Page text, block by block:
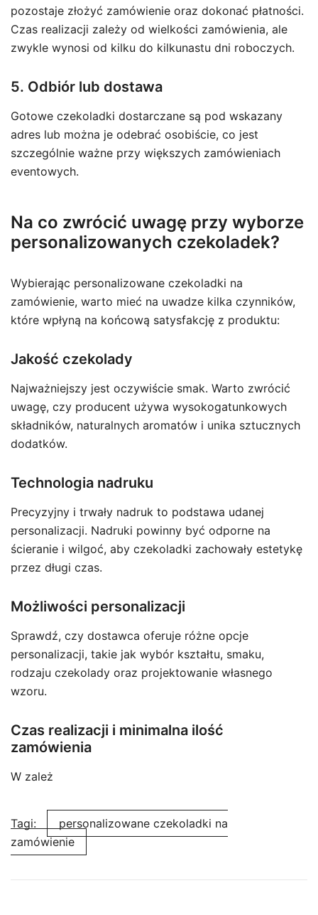
pozostaje złożyć zamówienie oraz dokonać płatności.
Czas realizacji zależy od wielkości zamówienia, ale
zwykle wynosi od kilku do kilkunastu dni roboczych.
5. Odbiór lub dostawa
Gotowe czekoladki dostarczane są pod wskazany
adres lub można je odebrać osobiście, co jest
szczególnie ważne przy większych zamówieniach
eventowych.
Na co zwrócić uwagę przy wyborze
personalizowanych czekoladek?
Wybierając personalizowane czekoladki na
zamówienie, warto mieć na uwadze kilka czynników,
które wpłyną na końcową satysfakcję z produktu:
Jakość czekolady
Najważniejszy jest oczywiście smak. Warto zwrócić
uwagę, czy producent używa wysokogatunkowych
składników, naturalnych aromatów i unika sztucznych
dodatków.
Technologia nadruku
Precyzyjny i trwały nadruk to podstawa udanej
personalizacji. Nadruki powinny być odporne na
ścieranie i wilgoć, aby czekoladki zachowały estetykę
przez długi czas.
Możliwości personalizacji
Sprawdź, czy dostawca oferuje różne opcje
personalizacji, takie jak wybór kształtu, smaku,
rodzaju czekolady oraz projektowanie własnego
wzoru.
Czas realizacji i minimalna ilość
zamówienia
W zależ
Tagi:
personalizowane czekoladki na
zamówienie